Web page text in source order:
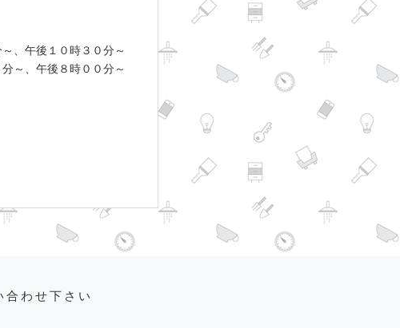
、午後１０時３０分～
、午後８時００分～
わせ下さい